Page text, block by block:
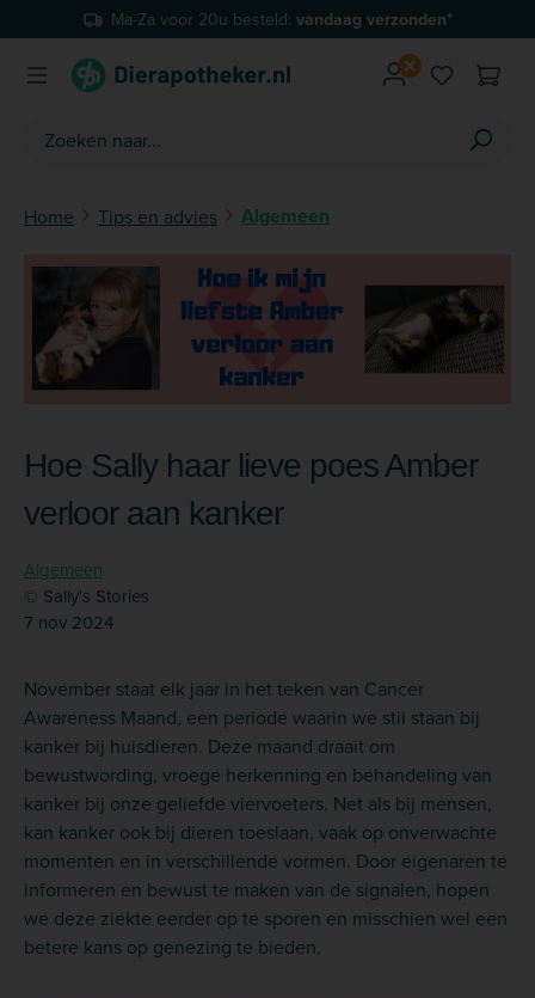
Ga naar de hoofdinhoudMa-Za voor 20u besteld: vandaag verzonden*
Je hebt
Home Tips en advies Algemeen
Hoe Sally haar lieve poes Amber
verloor aan kanker
Algemeen
© Sally's Stories
7 nov 2024
November staat elk jaar in het teken van Cancer
Awareness Maand, een periode waarin we stil staan bij
kanker bij huisdieren. Deze maand draait om
bewustwording, vroege herkenning en behandeling van
kanker bij onze geliefde viervoeters. Net als bij mensen,
kan kanker ook bij dieren toeslaan, vaak op onverwachte
momenten en in verschillende vormen. Door eigenaren te
informeren en bewust te maken van de signalen, hopen
we deze ziekte eerder op te sporen en misschien wel een
betere kans op genezing te bieden.